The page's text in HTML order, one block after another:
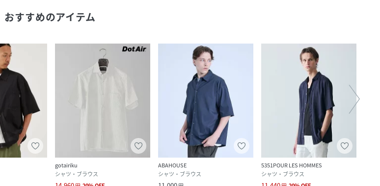
おすすめのアイテム
gotairiku
シャツ・ブラウス
ABAHOUSE
シャツ・ブラウス
5351POUR LES HOMMES
シャツ・ブラウス